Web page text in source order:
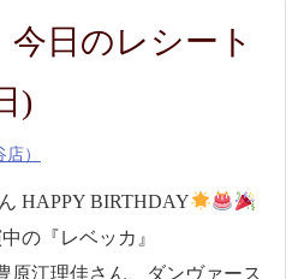
今日のレシート
)
）
HAPPY BIRTHDAY
の『レベッカ』
原江理佳さん、ダンヴァース